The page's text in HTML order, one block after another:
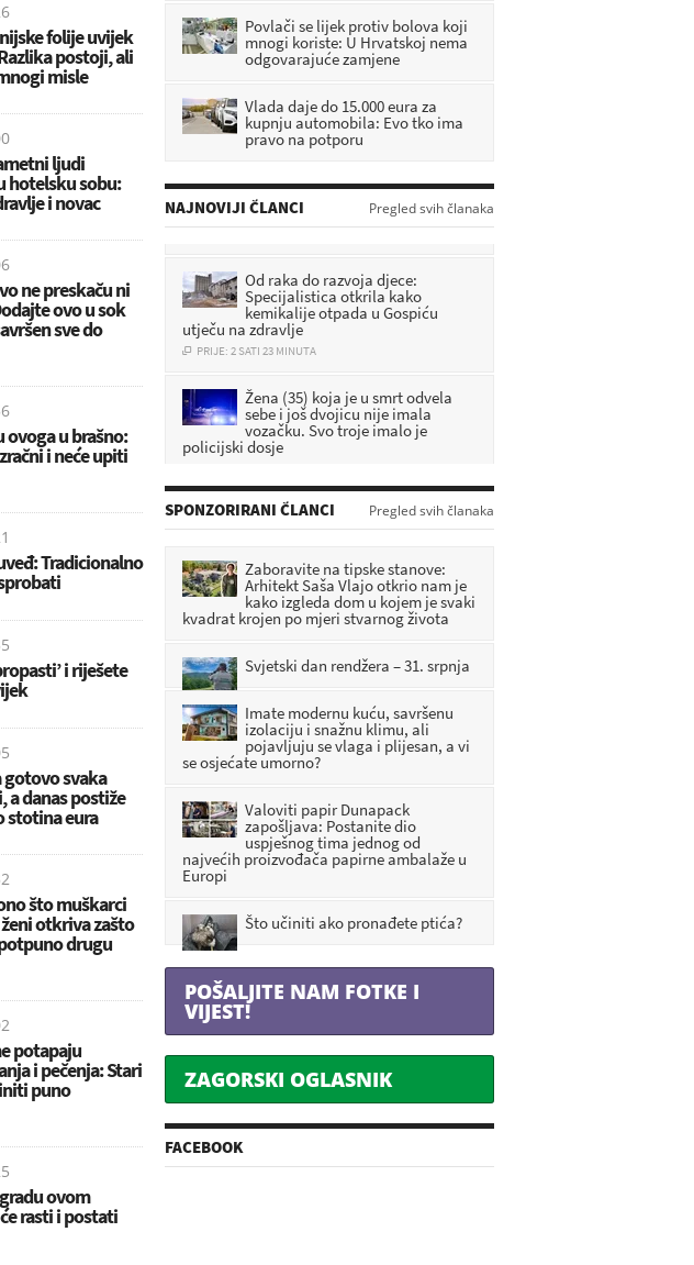
folije uvijek
postoji, ali
misle
ljudi
hotelsku sobu:
i novac
ne preskaču ni
ovo u sok
sve do
ovoga u brašno:
i neće upiti
Tradicionalno
i riješete
gotovo svaka
a danas postiže
stotina eura
što muškarci
otkriva zašto
drugu
potapaju
i pečenja: Stari
puno
ovom
rasti i postati
Povlači se lijek protiv bolova koji
mnogi koriste: U Hrvatskoj nema
odgovarajuće zamjene
Vlada daje do 15.000 eura za
kupnju automobila: Evo tko ima
pravo na potporu
NAJNOVIJI ČLANCI Pregled svih članaka
Specijalistica otkrila kako
kemikalije otpada u Gospiću
utječu na zdravlje
 PRIJE: 2 SATI 23 MINUTA
sebe i još dvojicu nije imala
vozačku. Svo troje imalo je
policijski dosje
 PRIJE: 2 SATI 44 MINUTA
DA SE NE ZABORAVI: U Pregradi
predstavljena knjiga o zagorskim
braniteljima
[FOTO] Umjetnost, priče i
tradicija obilježili vikend u
Radoboju
grmljavinom, evo gdje će najviše
osvježiti
PRIJE: 2 SATI 1 MINUTA
SPONZORIRANI ČLANCI Pregled svih članaka
Zaboravite na tipske stanove:
Arhitekt Saša Vlajo otkrio nam je
kako izgleda dom u kojem je svaki
kvadrat krojen po mjeri stvarnog života
Svjetski dan rendžera – 31. srpnja
Imate modernu kuću, savršenu
izolaciju i snažnu klimu, ali
pojavljuju se vlaga i plijesan, a vi
se osjećate umorno?
Valoviti papir Dunapack
zapošljava: Postanite dio
uspješnog tima jednog od
najvećih proizvođača papirne ambalaže u
Europi
Što učiniti ako pronađete ptića?
POŠALJITE NAM FOTKE I
VIJEST!
ZAGORSKI OGLASNIK
FACEBOOK